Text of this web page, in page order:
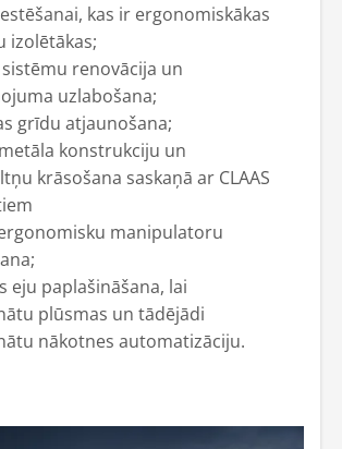
kas ir ergonomiskākas
izolētākas;
renovācija un
uzlabošana;
grīdu atjaunošana;
konstrukciju un
krāsošana saskaņā ar CLAAS
manipulatoru
eju paplašināšana, lai
plūsmas un tādējādi
nākotnes automatizāciju.